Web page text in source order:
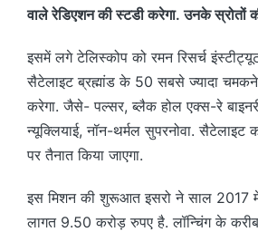
वाले रेडिएशन की स्टडी करेगा. उनके स्रोतों
इसमें लगे टेलिस्कोप को रमन रिसर्च
सैटेलाइट ब्रह्मांड के 50 सबसे ज्यादा चमकने
करेगा. जैसे- पल्सर, ब्लैक होल एक्स-रे
न्यूक्लियाई, नॉन-थर्मल सुपरनोवा.
पर तैनात किया जाएगा.
इस मिशन की शुरूआत इसरो ने साल 2017
लागत 9.50 करोड़ रुपए है. लॉन्चिंग के